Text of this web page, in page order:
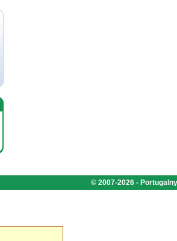
© 2007-2026 -